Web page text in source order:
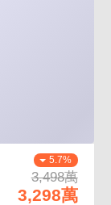
5.7%
3,498萬
3,298萬